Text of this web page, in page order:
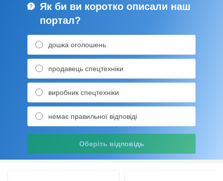
Як би ви коротко описали наш
портал?
дошка оголошень
продавець спецтехніки
виробник спецтехніки
немає правильної відповіді
Оберіть відповідь